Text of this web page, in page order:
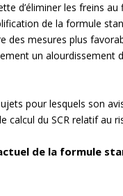
d’éliminer les freins au
de la formule
des mesures plus
un alourdissement
pour lesquels son
du SCR relatif au
de la formule